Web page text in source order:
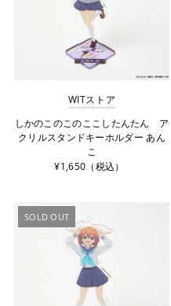
WITストア
しかのこのこのここしたんたん ア
クリルスタンドキーホルダー あん
こ
¥1,650（税込）
SOLD OUT